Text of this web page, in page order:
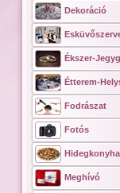
Dekoráció
Ékszer-
Étterem-
Fodrászat
Fotós
Hidegkonyha
Meghívó